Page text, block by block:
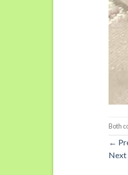
Both
←
Next